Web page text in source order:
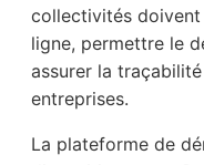
collectivités
ligne, permettre le
assurer la
entreprises.
La plateforme de